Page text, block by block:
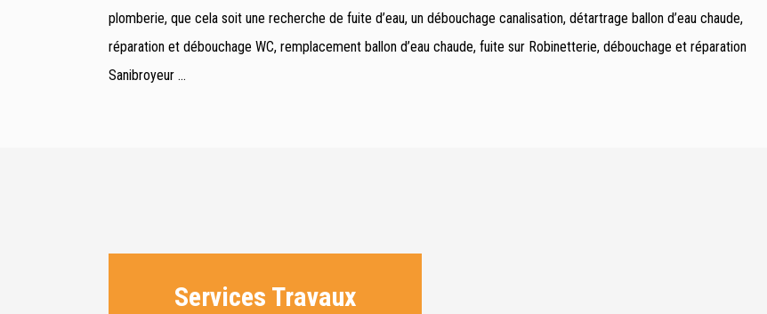
plomberie, que cela soit une recherche de fuite d’eau, un débouchage canalisation, détartrage ballon d’eau chaude,
réparation et débouchage WC, remplacement ballon d’eau chaude, fuite sur Robinetterie, débouchage et réparation
Sanibroyeur …
Services Travaux